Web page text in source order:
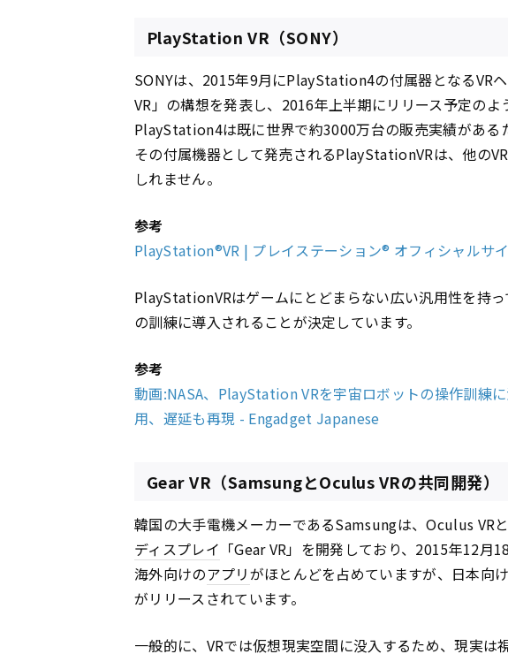
PlayStation VR（SONY）
SONYは、2015年9月にPlayStation4の付属器となるVR
VR」の構想を発表し、2016年上半期にリリース予定のよ
PlayStation4は既に世界で約3000万台の販売実績がある
その付属機器として発売されるPlayStationVRは、他の
しれません。
参考
PlayStation®VR | プレイステーション® オフィシャルサ
PlayStationVRはゲームにとどまらない広い汎用性を持
の訓練に導入されることが決定しています。
参考
動画:NASA、PlayStation VRを宇宙ロボットの操作訓練
用、遅延も再現 - Engadget Japanese
Gear VR（SamsungとOculus VRの共同開発）
韓国の大手電機メーカーであるSamsungは、Oculus VR
ディスプレイ 「Gear VR」を開発しており、2015年12月
海外向けのアプリがほとんどを占めていますが、日本向
がリリースされています。
一般的に、VRでは仮想現実空間に没入するため、現実は